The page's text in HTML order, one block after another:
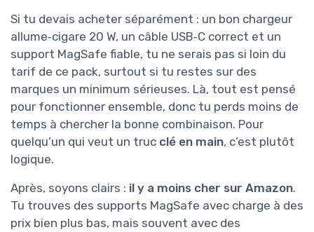
Si tu devais acheter séparément : un bon chargeur
allume‑cigare 20 W, un câble USB‑C correct et un
support MagSafe fiable, tu ne serais pas si loin du
tarif de ce pack, surtout si tu restes sur des
marques un minimum sérieuses. Là, tout est pensé
pour fonctionner ensemble, donc tu perds moins de
temps à chercher la bonne combinaison. Pour
quelqu’un qui veut un truc clé en main, c’est plutôt
logique.
Après, soyons clairs : il y a moins cher sur Amazon.
Tu trouves des supports MagSafe avec charge à des
prix bien plus bas, mais souvent avec des